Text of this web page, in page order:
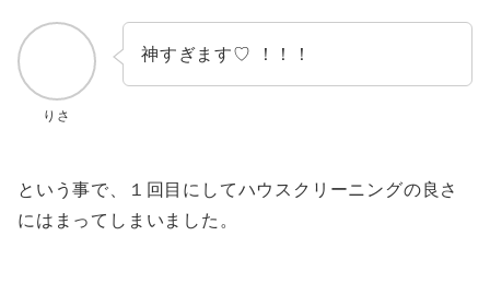
りさ
神すぎます♡ ！！！
という事で、１回目にしてハウスクリーニングの良さ
にはまってしまいました。